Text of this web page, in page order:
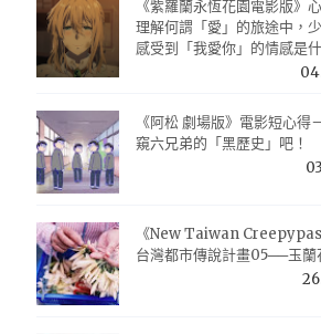
《紫羅蘭永恆花園電影版》
理解何謂「愛」的旅途中，
感受到「我愛你」的情感是
《阿松 劇場版》電影短心得
窺六兄弟的「黑歷史」吧！
《New Taiwan
台灣都市傳說計畫05──玉蘭